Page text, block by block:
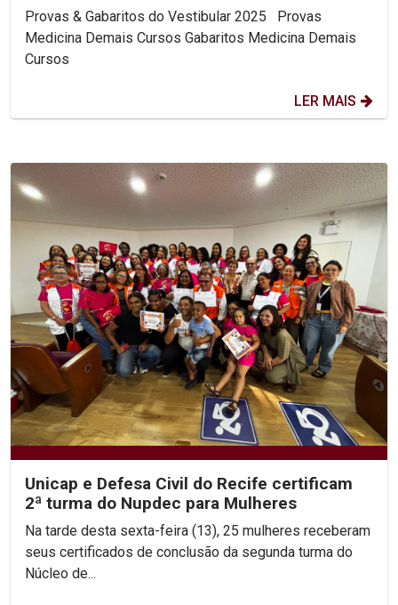
Provas & Gabaritos do Vestibular 2025 Provas
Medicina Demais Cursos Gabaritos Medicina Demais
Cursos
LER MAIS
Unicap e Defesa Civil do Recife certificam
2ª turma do Nupdec para Mulheres
Na tarde desta sexta-feira (13), 25 mulheres receberam
seus certificados de conclusão da segunda turma do
Núcleo de...